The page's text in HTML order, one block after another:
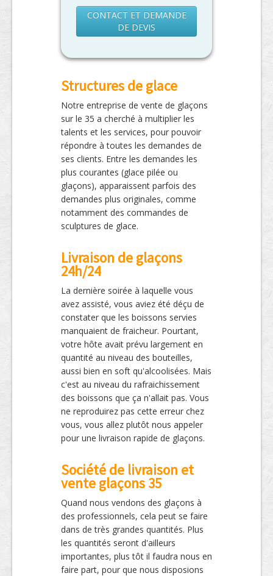
CONTACT ET DEMANDE
DE DEVIS
Structures de glace
Notre entreprise de vente de glaçons
sur le 35 a cherché à multiplier les
talents et les services, pour pouvoir
répondre à toutes les demandes de
ses clients. Entre les demandes les
plus courantes (glace pilée ou
glaçons), apparaissent parfois des
demandes plus originales, comme
notamment des commandes de
sculptures de glace.
Livraison de glaçons
24h/24
La dernière soirée à laquelle vous
avez assisté, vous aviez été déçu de
constater que les boissons servies
manquaient de fraicheur. Pourtant,
votre hôte avait prévu largement en
quantité au niveau des bouteilles,
aussi bien en soft qu'alcoolisées. Mais
c'est au niveau du rafraichissement
des boissons que ça n'allait pas. Vous
ne reproduirez pas cette erreur chez
vous, vous allez plutôt nous appeler
pour une livraison rapide de glaçons.
Société de livraison et
vente glaçons 35
Quand nous vendons des glaçons à
des professionnels, cela peut se faire
dans de très grandes quantités. Plus
les quantités seront d'ailleurs
importantes, plus tôt il faudra nous en
faire part, pour que nous disposions